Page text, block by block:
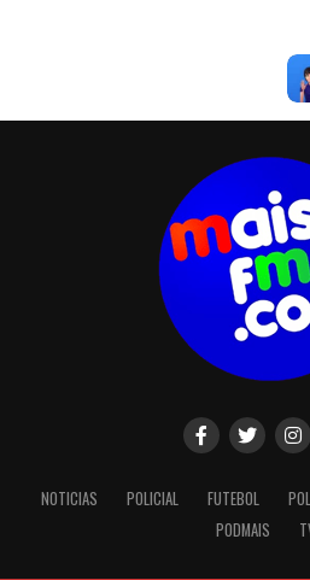
NOTICIAS POLICIAL FUTEBOL
PODMAIS